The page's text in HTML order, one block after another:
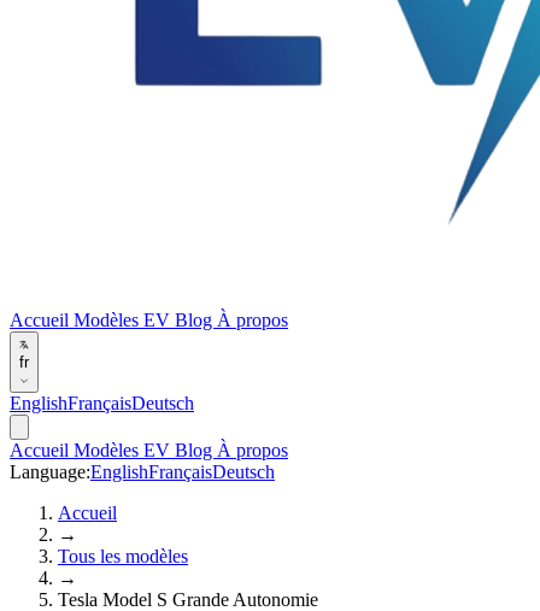
Accueil Modèles EV Blog À propos
fr
EnglishFrançaisDeutsch
Accueil Modèles EV Blog À propos
Language:EnglishFrançaisDeutsch
Accueil
→
Tous les modèles
→
Tesla Model S Grande Autonomie